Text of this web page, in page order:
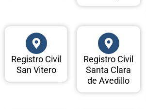
Registro Civil
San Vitero
Registro Civil
Santa Clara
de Avedillo